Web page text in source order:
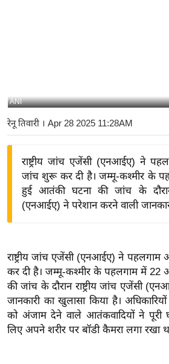
बि
ने
द्यो
वि
शे
ष
ज्ञ
रा
ANI
रेनू तिवारी । Apr 28 2025 11:28AM
राष्ट्रीय जांच एजेंसी (एनआईए) ने
जांच शुरू कर दी है। जम्मू-कश्मीर के
हुई आतंकी घटना की जांच के दौरान
(एनआईए) ने परेशान करने वाली
राष्ट्रीय जांच एजेंसी (एनआईए) ने
कर दी है। जम्मू-कश्मीर के पहलगाम में 22
की जांच के दौरान राष्ट्रीय जांच एजेंसी
जानकारी का खुलासा किया है।
को अंजाम देने वाले आतंकवादियों ने पूरी
लिए अपने शरीर पर बॉडी कैमरा लगा रखा